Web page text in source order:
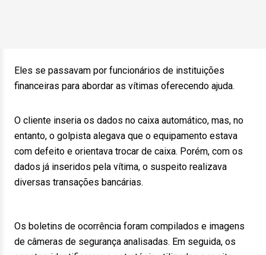
Eles se passavam por funcionários de instituições
financeiras para abordar as vítimas oferecendo ajuda.
O cliente inseria os dados no caixa automático, mas, no
entanto, o golpista alegava que o equipamento estava
com defeito e orientava trocar de caixa. Porém, com os
dados já inseridos pela vítima, o suspeito realizava
diversas transações bancárias.
Os boletins de ocorrência foram compilados e imagens
de câmeras de segurança analisadas. Em seguida, os